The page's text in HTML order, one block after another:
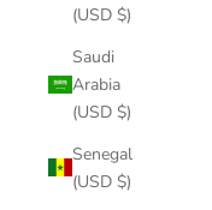
(USD $)
Saudi
Arabia
(USD $)
Senegal
(USD $)